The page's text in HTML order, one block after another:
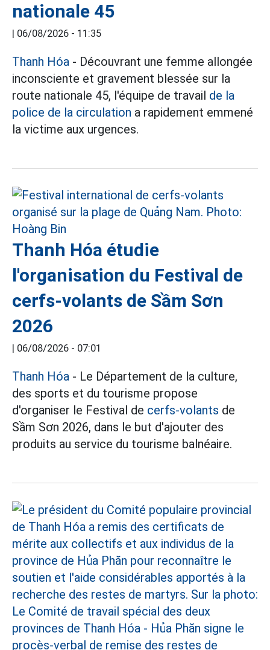
nationale 45
| 06/08/2026 - 11:35
Thanh Hóa - Découvrant une femme allongée
inconsciente et gravement blessée sur la
route nationale 45, l'équipe de travail de la
police de la circulation a rapidement emmené
la victime aux urgences.
Thanh Hóa étudie
l'organisation du Festival de
cerfs-volants de Sầm Sơn
2026
| 06/08/2026 - 07:01
Thanh Hóa - Le Département de la culture,
des sports et du tourisme propose
d'organiser le Festival de cerfs-volants de
Sầm Sơn 2026, dans le but d'ajouter des
produits au service du tourisme balnéaire.